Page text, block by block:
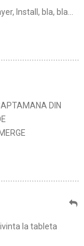
Install, bla, bla…
DIN
la tableta